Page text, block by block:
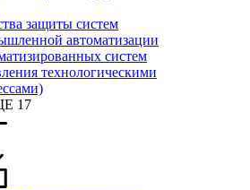
защиты систем
автоматизации
систем
технологическими
17